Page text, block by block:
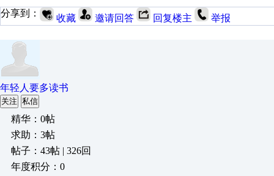
分享到： 收藏 邀请回答 回复楼主 举报
年轻人要多读书
关注 私信
精华：0帖
求助：3帖
帖子：43帖 | 326回
年度积分：0